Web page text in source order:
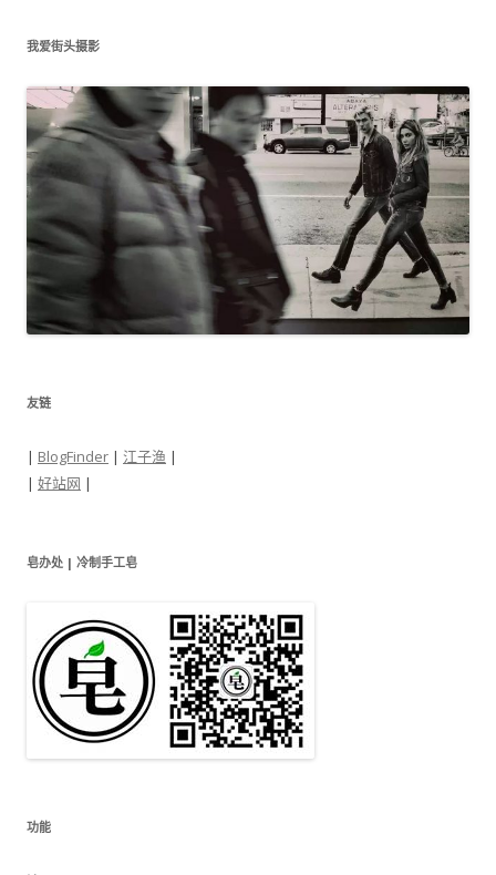
我爱街头摄影
友链
| BlogFinder | 江子渔 |
| 好站网 |
皂办处 | 冷制手工皂
功能